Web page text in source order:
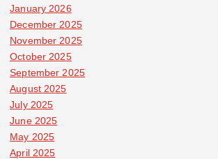
January 2026
December 2025
November 2025
October 2025
September 2025
August 2025
July 2025
June 2025
May 2025
April 2025